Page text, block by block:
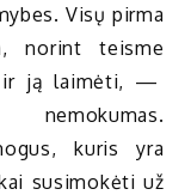
Visų pirma
norint teisme
ir ją laimėti, —
kuris yra
susimokėti už